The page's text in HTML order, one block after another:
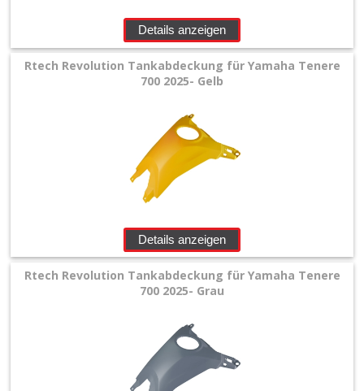
Details anzeigen
Rtech Revolution Tankabdeckung für Yamaha Tenere
700 2025- Gelb
Details anzeigen
Rtech Revolution Tankabdeckung für Yamaha Tenere
700 2025- Grau